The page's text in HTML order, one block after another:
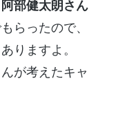
部健太朗さん
らったので、
りますよ。
が考えたキャ